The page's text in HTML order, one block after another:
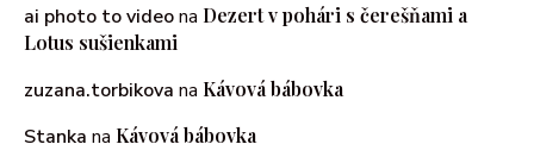
ai photo to videona Dezert v pohári s čerešňami a
Lotus sušienkami
zuzana.torbikova na Kávová bábovka
Stanka na Kávová bábovka